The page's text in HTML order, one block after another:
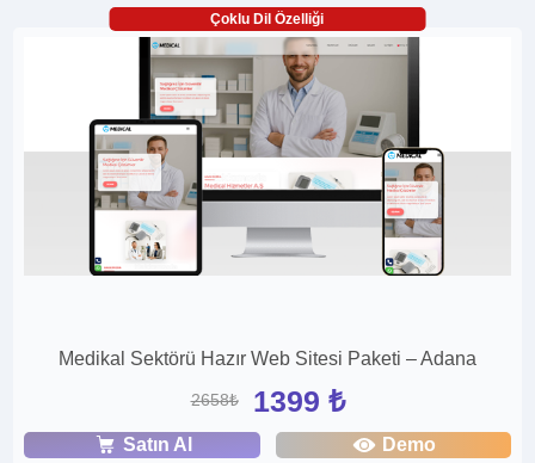
Çoklu Dil Özelliği
Medikal Sektörü Hazır Web Sitesi Paketi – Adana
2658₺ 1399 ₺
Satın Al Demo